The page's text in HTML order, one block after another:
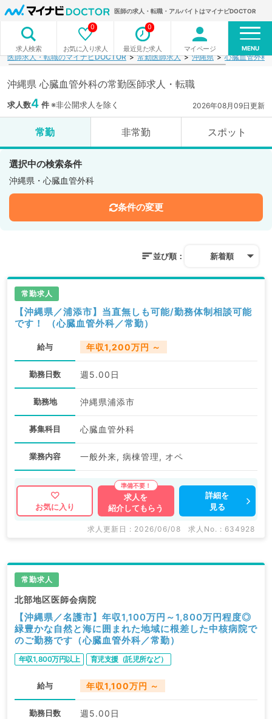
医師の求人・転職・アルバイトはマイナビDOCTOR
求人検索 お気に入り求人
0
最近見た求人
0
マイページ MENU
医師求人・転職のマイナビDOCTOR 常勤医師求人 沖縄県 心臓血管外科
沖縄県 心臓血管外科の常勤医師求人・転職
求人数4 件※非公開求人を除く 2026年08月09日更新
常勤 非常勤 スポット
選択中の検索条件
沖縄県・心臓血管外科
条件の変更
並び順： 新着順
常勤求人
【沖縄県／浦添市】当直無しも可能/勤務体制相談可能
です！ （心臓血管外科／常勤）
給与 年収1,200万円 ～
勤務日数 週5.00日
勤務地 沖縄県浦添市
募集科目 心臓血管外科
業務内容 一般外来, 病棟管理, オペ
お気に入り
求人を
紹介してもらう
詳細を
見る
求人更新日 : 2026/06/08 求人No. : 634928
常勤求人
北部地区医師会病院
【沖縄県／名護市】年収1,100万円～1,800万円程度◎
緑豊かな自然と海に囲まれた地域に根差した中核病院で
のご勤務です（心臓血管外科／常勤）
年収1,800万円以上 育児支援（託児所など）
給与 年収1,100万円 ～
勤務日数 週5.00日